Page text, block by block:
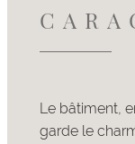
Le bâtiment,
garde le